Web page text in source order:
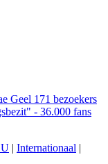
Geel 171 bezoekers
- 36.000 fans
| Internationaal |